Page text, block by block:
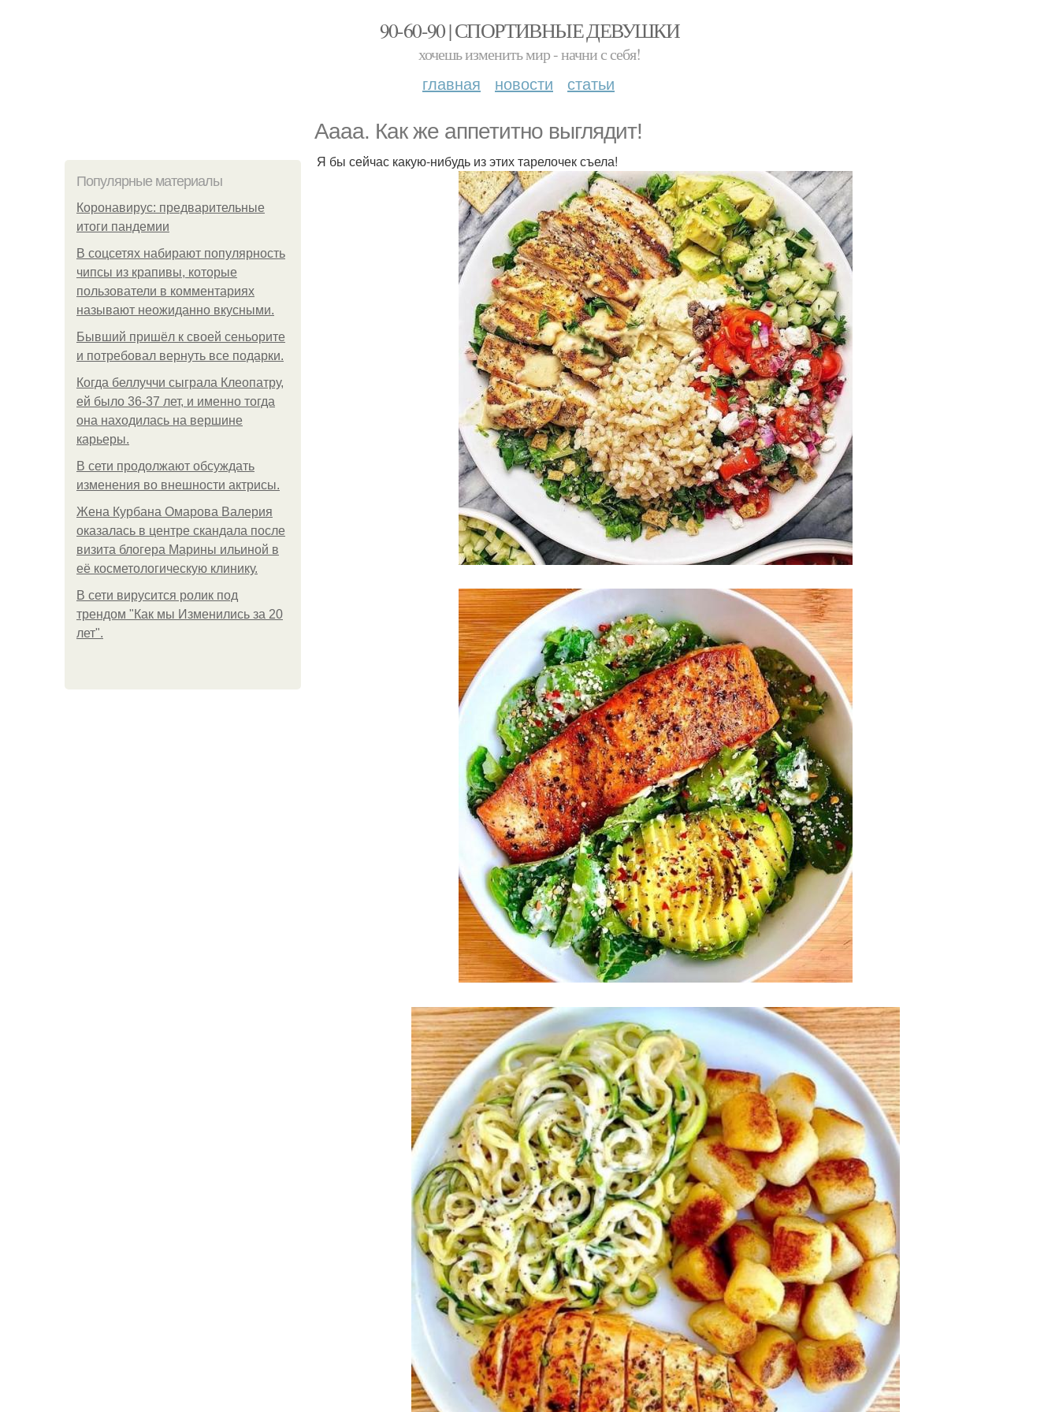
90-60-90 | СПОРТИВНЫЕ ДЕВУШКИ
хочешь изменить мир - начни с себя!
главная новости статьи
Аааа. Как же аппетитно выглядит!
Популярные материалы
Коронавирус: предварительные
итоги пандемии
В соцсетях набирают популярность
чипсы из крапивы, которые
пользователи в комментариях
называют неожиданно вкусными.
Бывший пришёл к своей сеньорите
и потребовал вернуть все подарки.
Когда беллуччи сыграла Клеопатру,
ей было 36-37 лет, и именно тогда
она находилась на вершине
карьеры.
В сети продолжают обсуждать
изменения во внешности актрисы.
Жена Курбана Омарова Валерия
оказалась в центре скандала после
визита блогера Марины ильиной в
её косметологическую клинику.
В сети вирусится ролик под
трендом "Как мы Изменились за 20
лет".
Я бы сейчас какую-нибудь из этих тарелочек съела!